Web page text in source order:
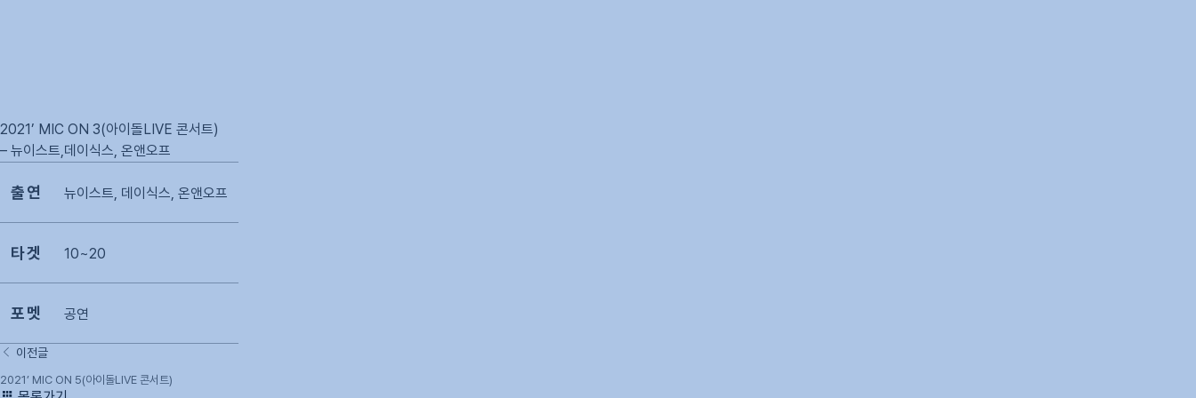
2021’ MIC ON 3(아이돌LIVE 콘서트)
– 뉴이스트,데이식스, 온앤오프
출연 뉴이스트, 데이식스, 온앤오프
타겟 10~20
포멧 공연
이전글
2021’ MIC ON 5(아이돌LIVE 콘서트)